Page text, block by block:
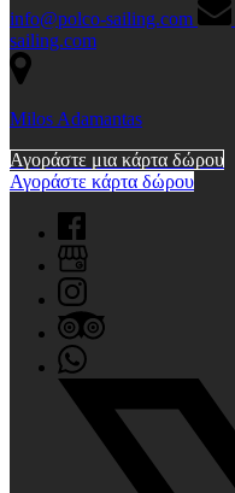
info@polco-sailing.com
sailing.com
Milos Adamantas
Αγοράστε μια κάρτα δώρου
Αγοράστε κάρτα δώρου